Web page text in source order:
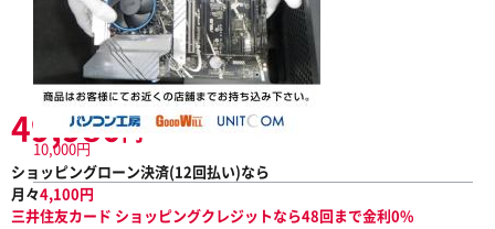
10,000円
49,980円
ショッピングローン決済(12回払い)なら
月々4,100円
三井住友カード ショッピングクレジットなら48回まで金利0%